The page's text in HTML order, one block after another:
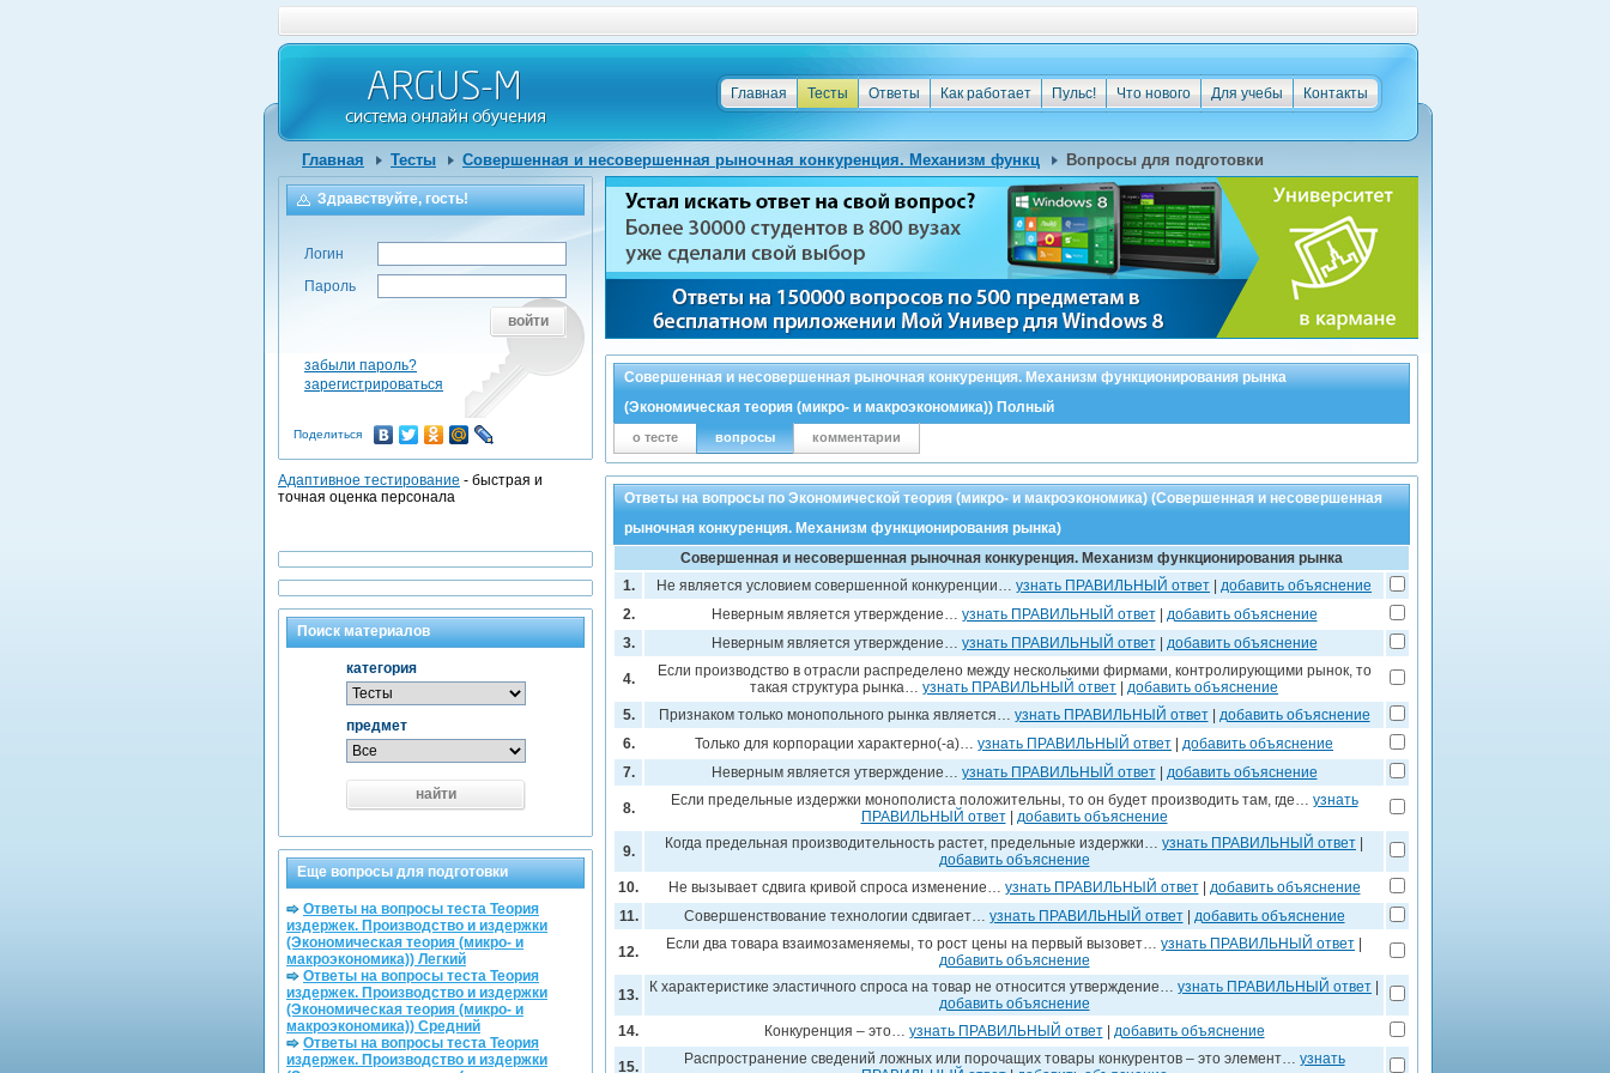
Контакты
Для учебы
Что нового
Пульс!
Как работает
Ответы
Тесты
Главная
Главная Тесты Совершенная и несовершенная рыночная конкуренция. Механизм функц Вопросы для подготовки
Совершенная и несовершенная рыночная конкуренция. Механизм функционирования рынка
(Экономическая теория (микро- и макроэкономика)) Полный
о тесте вопросы комментарии
Ответы на вопросы по Экономической теория (микро- и макроэкономика) (Совершенная и несовершенная
рыночная конкуренция. Механизм функционирования рынка)
Совершенная и несовершенная рыночная конкуренция. Механизм функционирования рынка
1.
Не является условием совершенной конкуренции… узнать ПРАВИЛЬНЫЙ ответ
добавить объяснение
2.
Неверным является утверждение… узнать ПРАВИЛЬНЫЙ ответ| добавить объяснение
3.
Неверным является утверждение… узнать ПРАВИЛЬНЫЙ ответ| добавить объяснение
4.
Если производство в отрасли распределено между несколькими фирмами, контролирующими рынок, то
такая структура рынка… узнать ПРАВИЛЬНЫЙ ответ
добавить объяснение
5.
Признаком только монопольного рынка является… узнать ПРАВИЛЬНЫЙ ответ| добавить объяснение
6.
Только для корпорации характерно(-а)… узнать ПРАВИЛЬНЫЙ ответ
добавить объяснение
7.
Неверным является утверждение… узнать ПРАВИЛЬНЫЙ ответ| добавить объяснение
8. Если предельные издержки монополиста положительны, то он будет производить там, где… узнать
ПРАВИЛЬНЫЙ ответ| добавить объяснение
9. Когда предельная производительность растет, предельные издержки… узнать ПРАВИЛЬНЫЙ ответ
добавить объяснение
10.
Не вызывает сдвига кривой спроса изменение… узнать ПРАВИЛЬНЫЙ ответ| добавить объяснение
11.
Совершенствование технологии сдвигает… узнать ПРАВИЛЬНЫЙ ответ| добавить объяснение
12. Если два товара взаимозаменяемы, то рост цены на первый вызовет… узнать ПРАВИЛЬНЫЙ ответ
добавить объяснение
13. К характеристике эластичного спроса на товар не относится утверждение… узнать ПРАВИЛЬНЫЙ ответ
добавить объяснение
14.
Конкуренция – это… узнать ПРАВИЛЬНЫЙ ответ| добавить объяснение
15. Распространение сведений ложных или порочащих товары конкурентов – это элемент… узнать
Здравствуйте, гость!
Логин
Пароль
войти
забыли пароль?
зарегистрироваться
Поделиться
Адаптивное тестирование - быстрая и
точная оценка персонала
Поиск материалов
категория
предмет
найти
Еще вопросы для подготовки
Ответы на вопросы теста Теория
издержек. Производство и издержки
(Экономическая теория (микро- и
макроэкономика)) Легкий
Ответы на вопросы теста Теория
издержек. Производство и издержки
(Экономическая теория (микро- и
макроэкономика)) Средний
Ответы на вопросы теста Теория
издержек. Производство и издержки